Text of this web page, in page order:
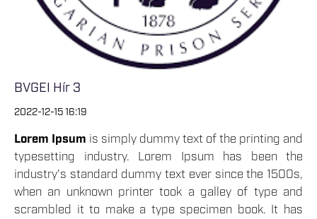
BVGEI Hír 3
2022-12-15 16:19
Lorem Ipsum is simply dummy text of the printing and
typesetting industry. Lorem Ipsum has been the
industry's standard dummy text ever since the 1500s,
when an unknown printer took a galley of type and
scrambled it to make a type specimen book. It has